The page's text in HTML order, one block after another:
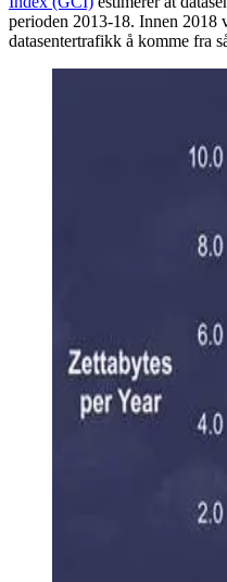
perioden 2013-18. Innen 2018
datasentertrafikk å komme fra